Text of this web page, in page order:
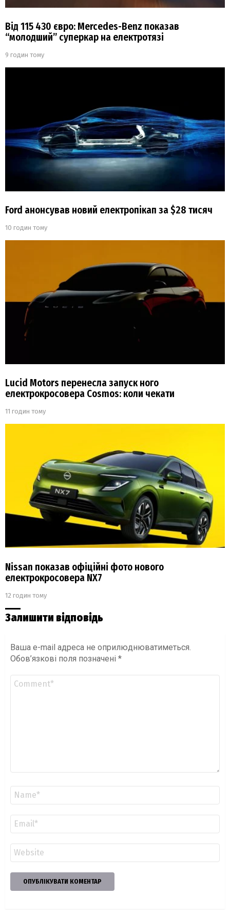
Від 115 430 євро: Mercedes-Benz показав
“молодший” суперкар на електротязі
9 годин тому
Ford анонсував новий електропікап за $28 тисяч
10 годин тому
Lucid Motors перенесла запуск ного
електрокросовера Cosmos: коли чекати
11 годин тому
Nissan показав офіційні фото нового
електрокросовера NX7
12 годин тому
Залишити відповідь
Ваша e-mail адреса не оприлюднюватиметься.
Обов’язкові поля позначені *